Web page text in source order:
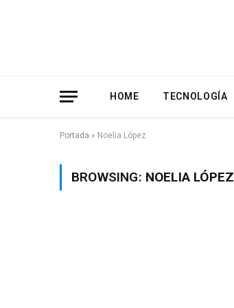
HOME TECNOLOGÍA
Portada » Noelia López
BROWSING: NOELIA LÓPEZ